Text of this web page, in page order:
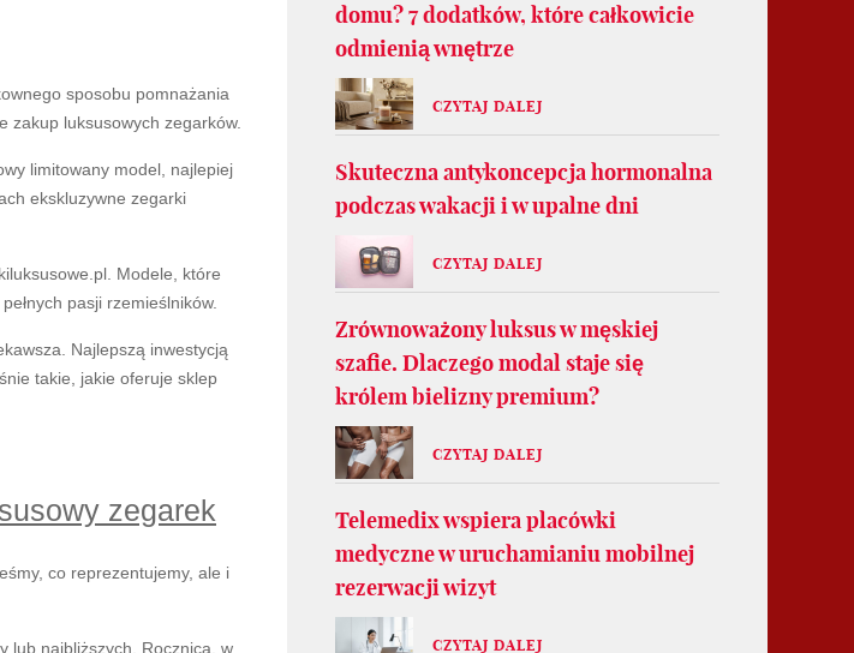
sposobu pomnażania
zakup luksusowych zegarków.
limitowany model, najlepiej
ekskluzywne zegarki
Modele, które
pasji rzemieślników.
Najlepszą inwestycją
takie, jakie oferuje sklep
zegarek
co reprezentujemy, ale i
lub najbliższych. Rocznica, w
domu? 7 dodatków, które całkowicie
odmienią wnętrze
CZYTAJ DALEJ
Skuteczna antykoncepcja hormonalna
podczas wakacji i w upalne dni
CZYTAJ DALEJ
Zrównoważony luksus w męskiej
szafie. Dlaczego modal staje się
królem bielizny premium?
CZYTAJ DALEJ
Telemedix wspiera placówki
medyczne w uruchamianiu mobilnej
rezerwacji wizyt
CZYTAJ DALEJ